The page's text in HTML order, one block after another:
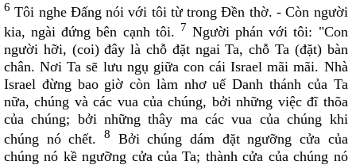
DS giáo dân Vinh Sơn
Danh sách khu Mai Liên
Danh sách khu Thánh Mẫu
Danh sách khu Du Sinh
Danh sách khu Bảo Lộc
THÁNH CA
6 Tôi nghe Ðấng nói với tôi từ trong Ðền thờ. - Còn người
kia, ngài đứng bên cạnh tôi. 7 Người phán với tôi: "Con
người hỡi, (coi) đây là chỗ đặt ngai Ta, chỗ Ta (đặt) bàn
chân. Nơi Ta sẽ lưu ngụ giữa con cái Israel mãi mãi. Nhà
Israel đừng bao giờ còn làm nhơ uế Danh thánh của Ta
nữa, chúng và các vua của chúng, bởi những việc đĩ thõa
của chúng; bởi những thây ma các vua của chúng khi
chúng nó chết.
8
Bởi chúng dám đặt ngưỡng cửa của
chúng nó kề ngưỡng cửa của Ta; thành cửa của chúng nó